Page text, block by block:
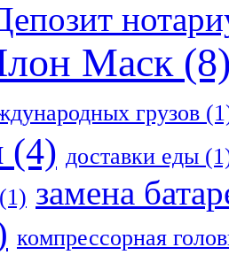
Маск
грузов
(4) доставки еды
(1) замена
компрессорная